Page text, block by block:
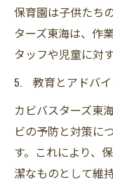
保育園は子供たち
ターズ東海は、作
タッフや児童に対
5. 教育とアドバ
カビバスターズ東
ビの予防と対策に
す。これにより、
潔なものとして維